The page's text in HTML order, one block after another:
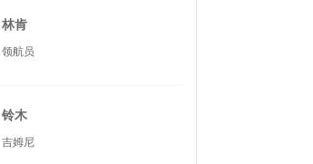
林肯
领航员
铃木
吉姆尼